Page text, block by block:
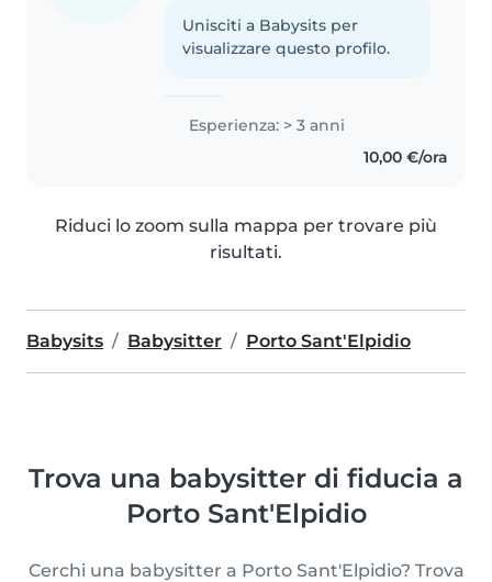
Unisciti a Babysits per
visualizzare questo profilo.
Esperienza: > 3 anni
10,00 €/ora
Riduci lo zoom sulla mappa per trovare più
risultati.
Babysits Babysitter Porto Sant'Elpidio
Trova una babysitter di fiducia a
Porto Sant'Elpidio
Cerchi una babysitter a Porto Sant'Elpidio? Trova